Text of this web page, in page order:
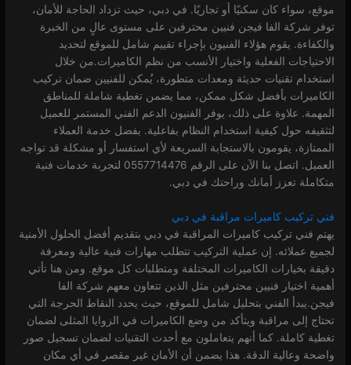
موقع، سواء كان سكنيًا أو تجاريًا. في دبي، حيث تزداد الحاجة للأمان،
توفر شركة الفا فيجن فنيين محترفين على مستوى عالٍ من الخبرة
والكفاءة. يقوم هؤلاء الفنيون بإجراء تقييم شامل للموقع لتحديد
الاحتياجات الفعلية واختيار الأنسب من نظم الكاميرات.من خلال
استخدام تقنيات حديثة ومعدات متطورة، يُمكن للفنيين ضمان تركيب
الكاميرات بأفضل شكل ممكن، مما يضمن تغطية شاملة للمناطق
المهمة. علاوة على ذلك، يوفر الفنيون الدعم الفني المستمر للعميل
لتثقيفه حول كيفية استخدام النظام بفاعلية. بفضل خدمة العملاء
الممتازة، يقومون بالاستجابة السريعة لأي استفسار أو مشكلة قد تواجه
العميل. اتصل بنا الآن على الرقم 0557714476 لتجربة خدمات فنية
متكاملة تعزز أمانك وراحتك في دبي.
فني تركيب كاميرات مراقبة في دبي
يهتم فني تركيب كاميرات المراقبة في دبي بتقديم أفضل الحلول الأمنية
لجميع عملائه. إن عملية التركيب تتطلب مهارات فنية عالية ومعرفة
دقيقة بخيارات الكاميرات المختلفة ومتطلبات كل موقع. ومن هنا تأتي
أهمية اختيار فنيين محترفين مثل الذين تتعاون معهم شركة الفا
فيجن.يبدأ الفني بتحليل شامل للموقع، حيث يحدد النقاط الحرجة التي
تحتاج إلى مراقبة ويتأكد من وضع الكاميرات في الزوايا المثلى لضمان
تغطية كاملة. كما أنهم يتعاملون مع أحدث التقنيات لضمان تسجيل صور
واضحة وعالية الدقة. هذا يضمن أن الأمان غير مقصر في أي مكان